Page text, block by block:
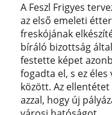
A Feszl Frigyes
az első emeleti
freskójának
bíráló bizottság
festette képet
fogadta el, s ez
között. Az
azzal, hogy új